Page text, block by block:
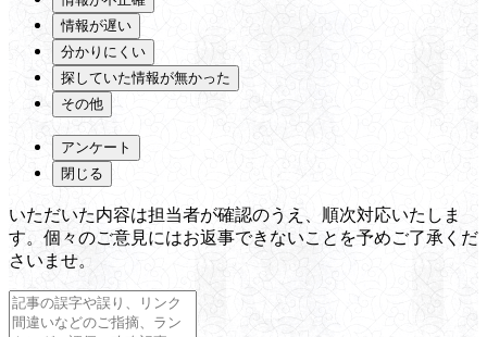
情報が遅い
分かりにくい
探していた情報が無かった
その他
アンケート
閉じる
いただいた内容は担当者が確認のうえ、順次対応いたしま
す。個々のご意見にはお返事できないことを予めご了承くだ
さいませ。